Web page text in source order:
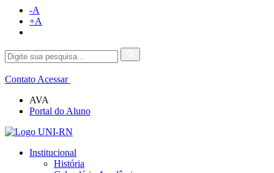
-A
+A
Contato Acessar
AVA
Portal do Aluno
Institucional
História